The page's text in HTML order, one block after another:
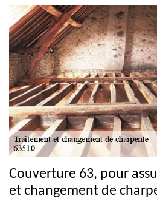
Couverture 63, pour
et changement de